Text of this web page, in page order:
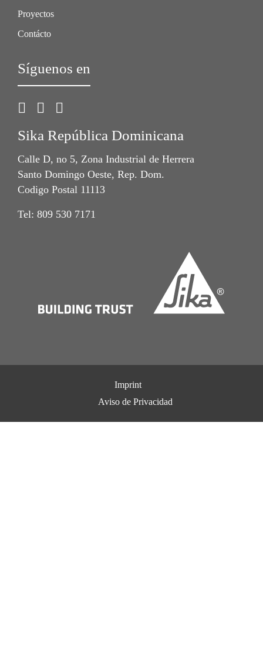
Proyectos
Contácto
Síguenos en
Sika República Dominicana
Calle D, no 5, Zona Industrial de Herrera
Santo Domingo Oeste, Rep. Dom.
Codigo Postal 11113
Tel: 809 530 7171
Imprint
Aviso de Privacidad